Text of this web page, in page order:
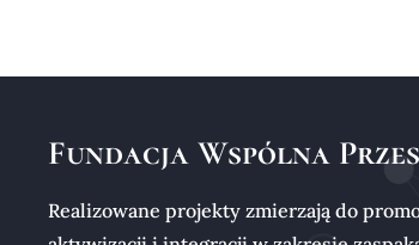
Fundacja Wspólna
Realizowane projekty zmierzają do